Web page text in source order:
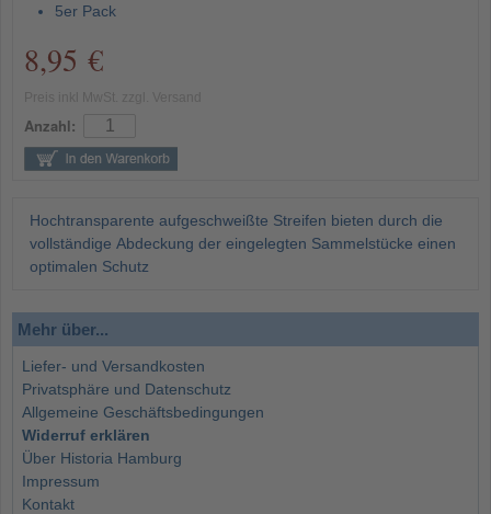
5er Pack
8,95 €
Anzahl:
Hochtransparente aufgeschweißte Streifen bieten durch die
vollständige Abdeckung der eingelegten Sammelstücke einen
optimalen Schutz
Mehr über...
Liefer- und Versandkosten
Privatsphäre und Datenschutz
Allgemeine Geschäftsbedingungen
Widerruf erklären
Über Historia Hamburg
Impressum
Kontakt